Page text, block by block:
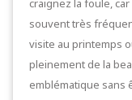
souvent très
visite au printemps
pleinement de la
emblématique sans